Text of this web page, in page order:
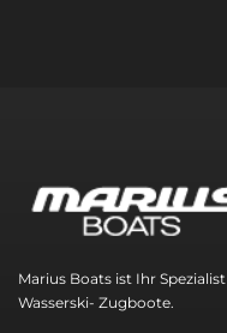
Marius Boats ist Ihr
Wasserski- Zugboote.